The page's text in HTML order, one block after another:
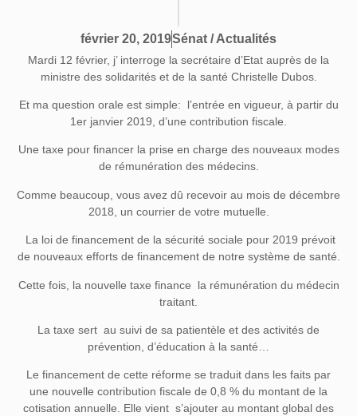
février 20, 2019Sénat / Actualités
Mardi 12 février, j’ interroge la secrétaire d’Etat auprès de la
ministre des solidarités et de la santé Christelle Dubos.
Et ma question orale est simple: l’entrée en vigueur, à partir du
1er janvier 2019, d’une contribution fiscale.
Une taxe pour financer la prise en charge des nouveaux modes
de rémunération des médecins.
Comme beaucoup, vous avez dû recevoir au mois de décembre
2018, un courrier de votre mutuelle.
La loi de financement de la sécurité sociale pour 2019 prévoit
de nouveaux efforts de financement de notre système de santé.
Cette fois, la nouvelle taxe finance la rémunération du médecin
traitant.
La taxe sert au suivi de sa patientèle et des activités de
prévention, d’éducation à la santé…
Le financement de cette réforme se traduit dans les faits par
une nouvelle contribution fiscale de 0,8 % du montant de la
cotisation annuelle. Elle vient s’ajouter au montant global des